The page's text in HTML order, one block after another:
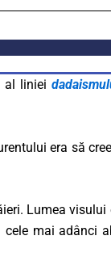
al liniei
era să
Lumea
mai adânci